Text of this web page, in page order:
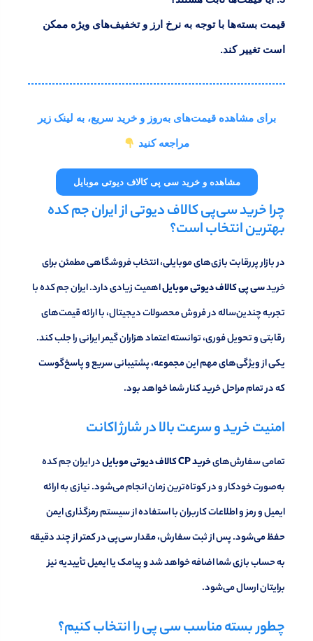
قیمت بسته‌ها با توجه به نرخ ارز و تخفیف‌های ویژه ممکن
است تغییر کند.
برای مشاهده قیمت‌های به‌روز و خرید سریع، به لینک زیر
مراجعه کنید
مشاهده و خرید سی‌ پی کالاف دیوتی موبایل
چرا خرید سی‌پی کالاف دیوتی از ایران جم کده
بهترین انتخاب است؟
در بازار پررقابت بازی‌های موبایلی، انتخاب فروشگاهی مطمئن برای
خریدسی‌ پی کالاف دیوتی موبایلاهمیت زیادی دارد. ایران جم کده با
تجربه چندین‌ساله در فروش محصولات دیجیتال، با ارائه قیمت‌های
رقابتی و تحویل فوری، توانسته اعتماد هزاران گیمر ایرانی را جلب کند.
یکی از ویژگی‌های مهم این مجموعه، پشتیبانی سریع و پاسخ‌گوست
که در تمام مراحل خرید کنار شما خواهد بود.
امنیت خرید و سرعت بالا در شارژ اکانت
تمامی سفارش‌هایخرید CP کالاف دیوتی موبایل
در ایران جم کده
به‌صورت خودکار و در کوتاه‌ترین زمان انجام می‌شود. نیازی به ارائه
ایمیل و رمز و اطلاعات کاربران با استفاده از سیستم رمزگذاری ایمن
حفظ می‌شود. پس از ثبت سفارش، مقدار سی‌پی در کمتر از چند دقیقه
به حساب بازی شما اضافه خواهد شد و پیامک یا ایمیل تأییدیه نیز
برایتان ارسال می‌شود.
چطور بسته مناسب سی‌ پی را انتخاب کنیم؟